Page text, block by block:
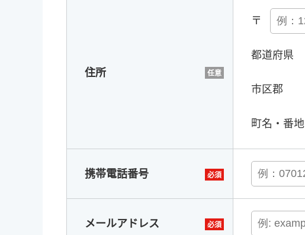
住所
〒
都道府県
市区郡
町名・番地
携帯電話番号
メールアドレス